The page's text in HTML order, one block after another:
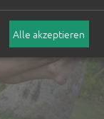
Alle akzeptieren